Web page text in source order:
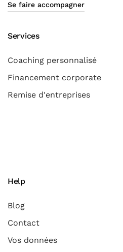
Se faire accompagner
Services
Coaching personnalisé
Financement corporate
Remise d'entreprises
Help
Blog
Contact
Vos données